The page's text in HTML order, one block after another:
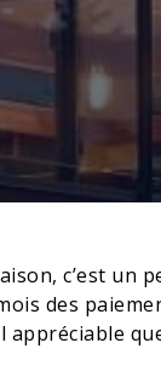
c’est un
des
appréciable